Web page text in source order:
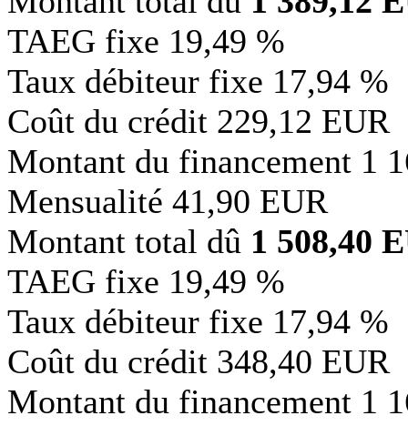
TAEG fixe 19,49 %
Taux débiteur fixe 17,94 %
Coût du crédit 229,12 EUR
Montant du financement 1
Mensualité 41,90 EUR
Montant total dû 1 508,40
TAEG fixe 19,49 %
Taux débiteur fixe 17,94 %
Coût du crédit 348,40 EUR
Montant du financement 1